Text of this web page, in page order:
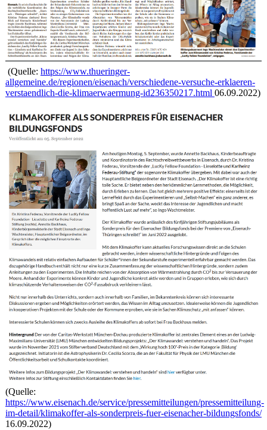
(Quelle: https://www.thueringer-
allgemeine.de/regionen/eisenach/verschiedene-versuche-erklaeren-
verstaendlich-die-klimaerwaermung-id236350217.html 06.09.2022)
(Quelle:
https://www.eisenach.de/service/pressemitteilungen/pressemitteilung-
im-detail/klimakoffer-als-sonderpreis-fuer-eisenacher-bildungsfonds/
16.09.2022)